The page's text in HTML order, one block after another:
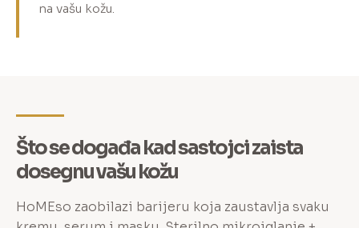
na vašu kožu.
Što se događa kad sastojci zaista
dosegnu vašu kožu
HoMEso zaobilazi barijeru koja zaustavlja svaku